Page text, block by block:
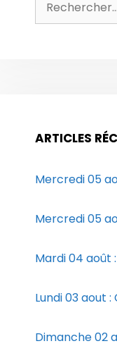
ARTICLES
Mercredi 05
Mercredi 05
Mardi 04 août :
Lundi 03 aout :
Dimanche 02